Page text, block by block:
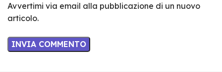
Avvertimi via email alla pubblicazione di un nuovo
articolo.